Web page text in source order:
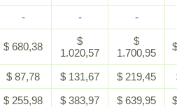
- - -
$ 680,38
$
1.020,57
$
1.700,95
$ 87,78 $ 131,67 $ 219,45
$ 255,98 $ 383,97 $ 639,95